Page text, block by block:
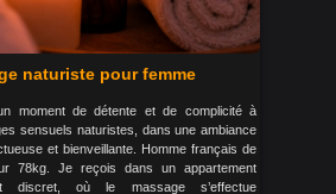
naturiste pour femme
moment de détente et de complicité à
sensuels naturistes, dans une ambiance
et bienveillante. Homme français de
78kg. Je reçois dans un appartement
discret, où le massage s’effectue